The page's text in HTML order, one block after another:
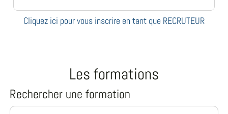
Cliquez ici pour vous inscrire en tant que RECRUTEUR
Les formations
Rechercher une formation